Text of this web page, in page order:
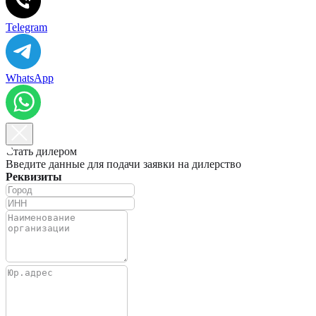
Telegram
WhatsApp
Стать дилером
Введите данные для подачи заявки на дилерство
Реквизиты